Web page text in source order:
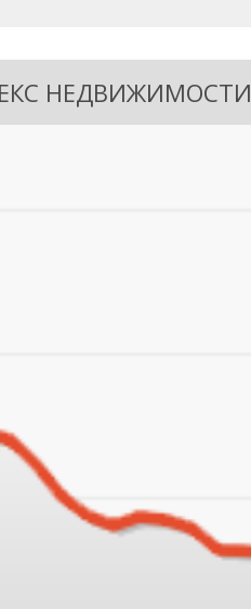
НЕДВИЖИМОСТИ